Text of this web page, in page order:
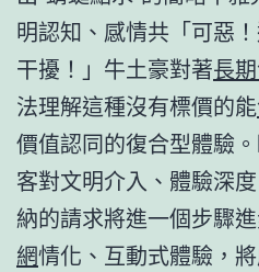
明認知、感情共「可惡
干擾！」牛土豪對著長
法理解這種沒有標價的能
價值認同的復合型體驗
客對文明介入、體驗深
納的請求將進一個步驟
網情化、互動式體驗，